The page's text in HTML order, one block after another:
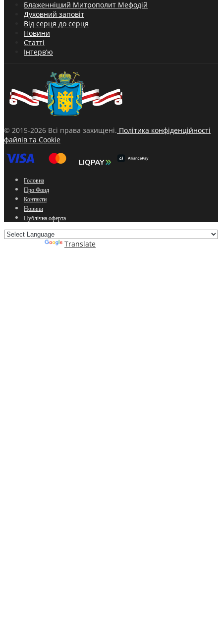
Блаженніший Митрополит Мефодій
Духовний заповіт
Від серця до серця
Новини
Статті
Інтерв’ю
© 2015-2026 Всі права захищені. Політика конфіденційності
файлів та Cookie
Головна
Про Фонд
Контакти
Новини
Публічна оферта
Translate